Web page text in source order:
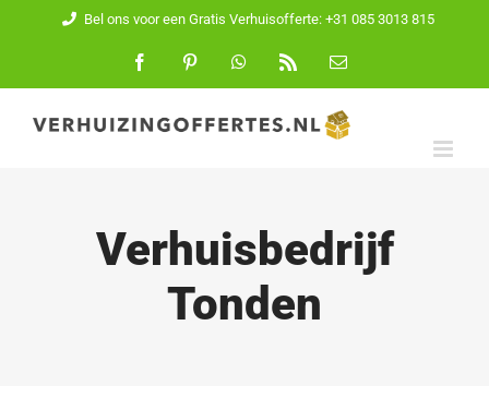
inhoud
Bel ons voor een Gratis Verhuisofferte: +31 085 3013 815
FacebookPinterest WhatsApp
E-
Verhuisbedrijf
Tonden